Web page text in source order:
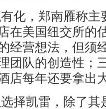
化，郑南雁称主
在美国纽交所的
经营想法，但须
团队的创造性；
店每年还要拿出
择凯雷，除了其